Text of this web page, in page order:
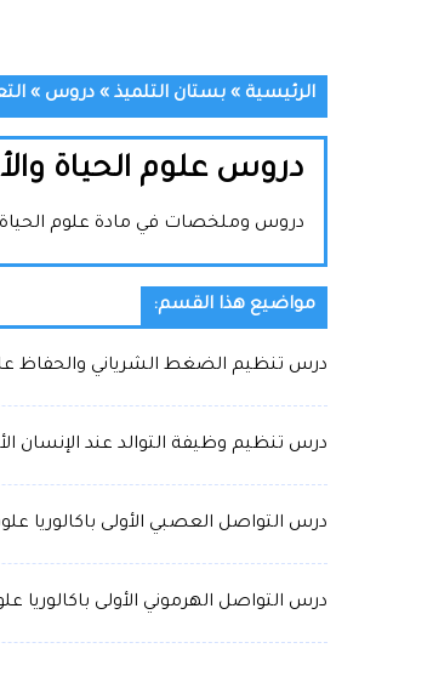
الرئيسية » بستان التلميذ » دروس »
دروس علوم الحياة
دروس وملخصات في مادة علوم الحياة
مواضيع هذا القسم:
درس تنظيم الضغط الشرياني والحفاظ على
درس تنظيم وظيفة التوالد عند الإنسان
درس التواصل العصبي الأولى باكالوريا
درس التواصل الهرموني الأولى باكالوريا